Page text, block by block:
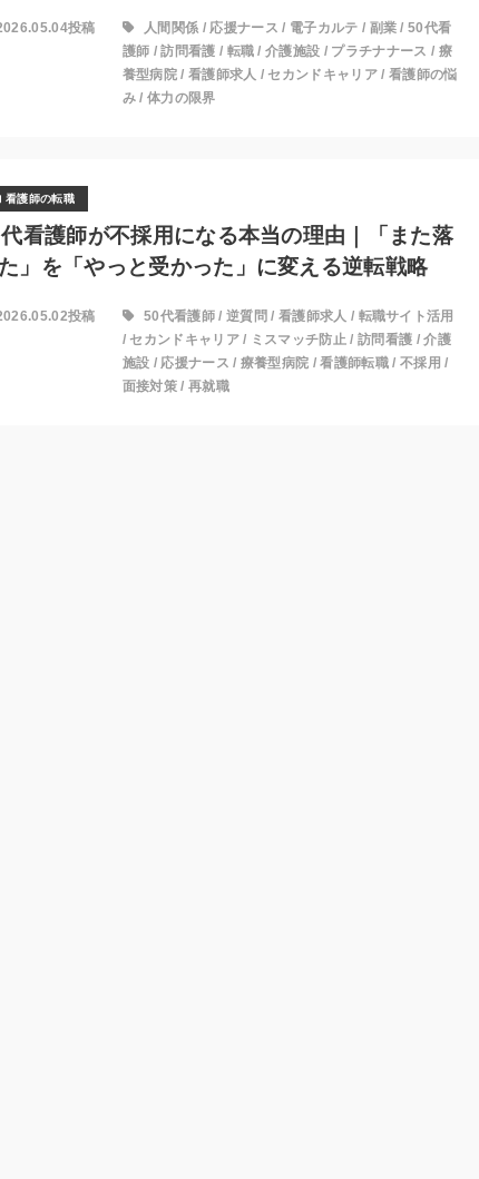
投稿 人間関係 / 応援ナース / 電子カルテ / 副業 /50代看
護師 /訪問看護 / 転職 /介護施設 / プラチナナース / 療
養型病院/ 看護師求人 / セカンドキャリア / 看護師の悩
み/ 体力の限界
看護師の転職
看護師が不採用になる本当の理由｜「また落
」を「やっと受かった」に変える逆転戦略
投稿 50代看護師 / 逆質問 / 看護師求人 / 転職サイト活用
/ セカンドキャリア/ ミスマッチ防止 /訪問看護 /介護
施設 / 応援ナース / 療養型病院 /看護師転職 / 不採用 /
面接対策/ 再就職